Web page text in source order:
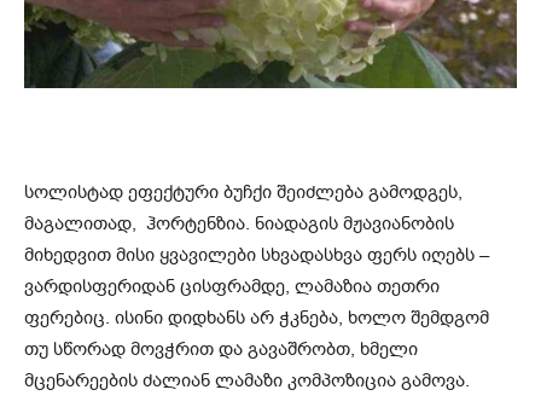
სოლისტად ეფექტური ბუჩქი შეიძლება გამოდგეს,
მაგალითად, ჰორტენზია. ნიადაგის მჟავიანობის
მიხედვით მისი ყვავილები სხვადასხვა ფერს იღებს –
ვარდისფერიდან ცისფრამდე, ლამაზია თეთრი
ფერებიც. ისინი დიდხანს არ ჭკნება, ხოლო შემდგომ
თუ სწორად მოვჭრით და გავაშრობთ, ხმელი
მცენარეების ძალიან ლამაზი კომპოზიცია გამოვა.